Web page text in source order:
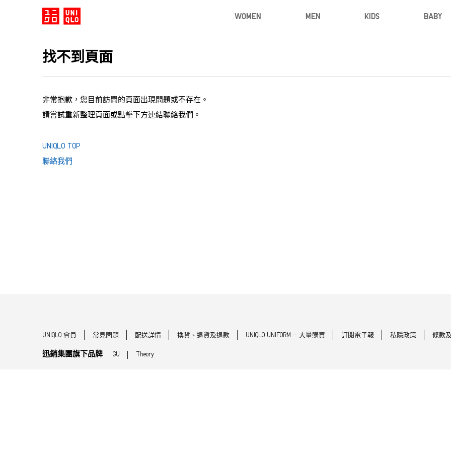
WOMEN MEN KIDS BABY
找不到頁面
非常抱歉，您目前訪問的頁面出現問題或不存在。
請嘗試重新整理頁面或點擊下方連結聯絡我們。
UNIQLO TOP
聯絡我們
UNIQLO 會員 常見問題 配送詳情 換貨、退貨及退款 UNIQLO UNIFORM - 大量購買 訂閱電子報 私隱政策 條款
迅銷集團旗下品牌 GU Theory